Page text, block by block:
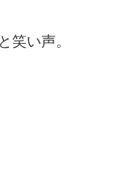
笑い声。